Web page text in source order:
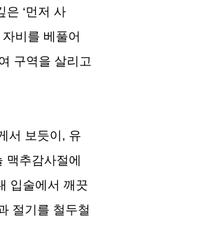
은 ‘먼저 사
비를 베풀어
구역을 살리고
서 보듯이 , 유
맥추감사절에
입술에서 깨끗
절기를 철두철